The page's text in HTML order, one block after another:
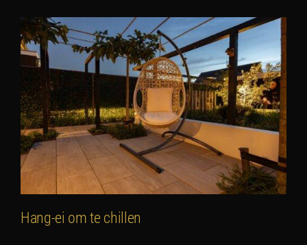
Hang-ei om te chillen